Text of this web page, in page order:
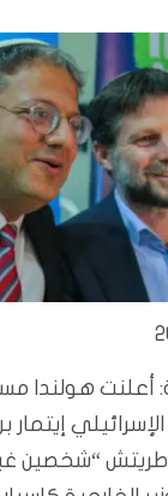
هولندا مساء
إيتمار
“شخصين